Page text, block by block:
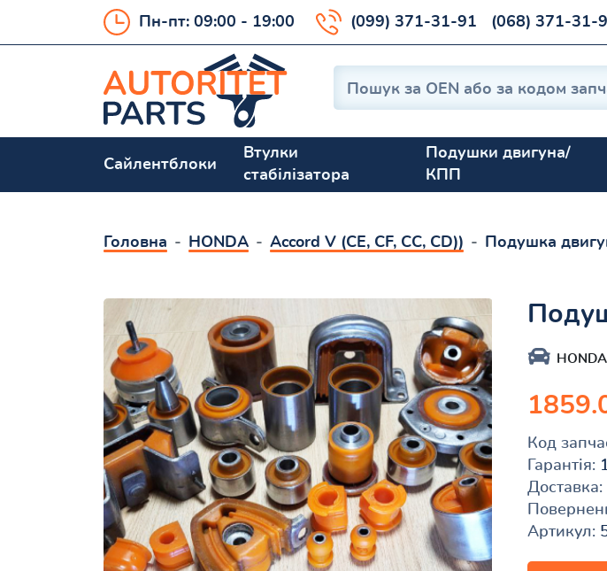
Пн-пт: 09:00 - 19:00 (099) 371-31-91 (068) 371-31-
Сайлентблоки
Втулки
стабілізатора
Подушки двигуна/
КПП
Головна HONDA Accord V (CE, CF, CC, CD)) Подушка
HONDA
Код
Гарантія:
Доставка:
Артикул: